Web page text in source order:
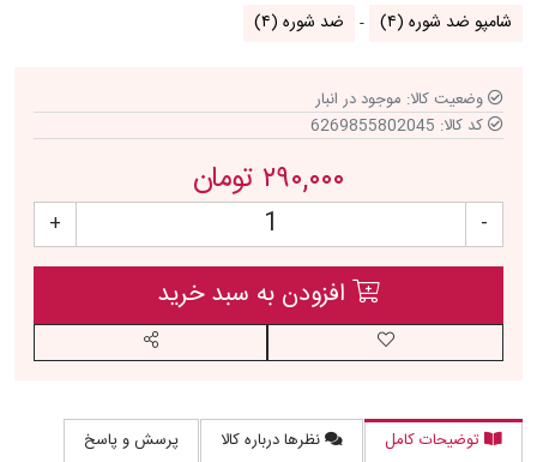
شامپو ضد شوره (۴) ضد شوره (۴)
وضعیت کالا: موجود در انبار
کد کالا: 6269855802045
۲۹۰,۰۰۰ تومان
-
+
افزودن به سبد خرید
افزودن به لیست مورد علاقه اشتراک گذاری
توضیحات کامل نظرها درباره کالا پرسش و پاسخ